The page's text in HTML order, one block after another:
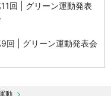
回 | グリーン運動発表
回 | グリーン運動発表会
動